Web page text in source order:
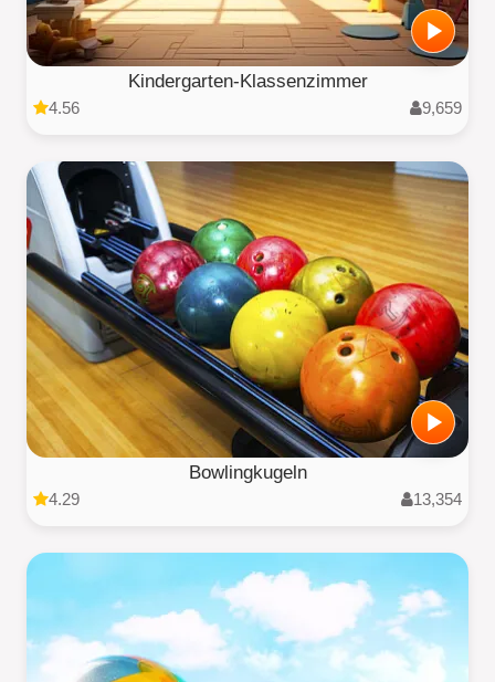
Kindergarten-Klassenzimmer
4.56 9,659
Bowlingkugeln
4.29 13,354